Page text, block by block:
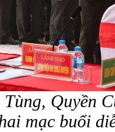
Quyền
mạc buổi